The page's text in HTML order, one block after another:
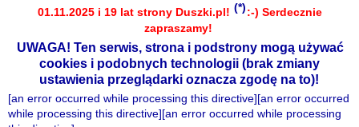
01.11.2025 i 19 lat strony Duszki.pl! (*):-) Serdecznie
zapraszamy!
UWAGA! Ten serwis, strona i podstrony mogą używać
cookies i podobnych technologii (brak zmiany
ustawienia przeglądarki oznacza zgodę na to)!
[an error occurred while processing this directive][an error occurred
while processing this directive][an error occurred while processing